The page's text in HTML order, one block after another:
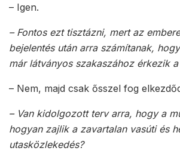
– Igen.
– Fontos ezt tisztázni, mert az
bejelentés után arra számítanak,
már látványos szakaszához érkezik
– Nem, majd csak ősszel fog
– Van kidolgozott terv arra, hogy a
hogyan zajlik a zavartalan vasúti és
utasközlekedés?